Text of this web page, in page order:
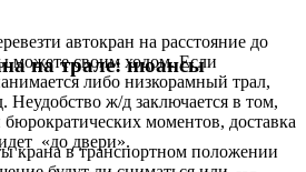
автокран на расстояние до
можете своим ходом. Если
либо низкорамный трал,
Неудобство ж/д заключается в том,
моментов, доставка
«до двери».
на трале: нюансы
крана в транспортном положении